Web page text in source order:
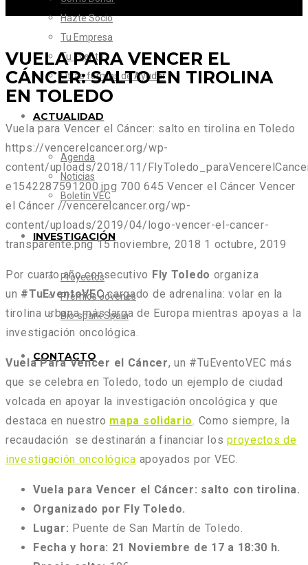
Hazte Socio
Tu Empresa
Tu Evento
Otras formas de Ayudar
ACTUALIDAD
Agenda
Noticias
Boletín VEC
INVESTIGACIÓN
Proyectos
Premios Jóvenes
Bio-spark Spain
CONTACTO
VUELA PARA VENCER EL
CÁNCER: SALTO EN TIROLINA
EN TOLEDO
Vuela para Vencer el Cáncer: salto en tirolina en Toledo
https://vencerelcancer.org/wp-
content/uploads/2018/11/
e1542287591200.jpg 700 645 Vencer el Cáncer Vencer
el Cáncer //vencerelcancer.org/wp-
content/uploads/2019/04/logo-vencer-el-cancer-
transparente.png 15 noviembre, 2018 1 octubre, 2019
Por cuarto año consecutivo Fly Toledo organiza
un #TuEventoVECcargado de adrenalina: volar en la
tirolina urbana más larga de Europa mientras apoyas a la
investigación oncológica.
Vuela Para Vencer el Cáncer, un #TuEventoVEC más
que se celebra en Toledo, todo un ejemplo de ciudad
volcada en apoyar la investigación oncológica y que
destaca en nuestro mapa solidario. Como siempre, la
recaudación se destinarán a financiar losproyectos de
investigación oncológica apoyados por VEC.
Vuela para Vencer el Cáncer: salto con tirolina.
Organizado por Fly Toledo.
Lugar: Puente de San Martín de Toledo.
Fecha y hora: 21 Noviembre de 17 a 18:30 h.